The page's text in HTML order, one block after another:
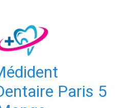
Paris 5